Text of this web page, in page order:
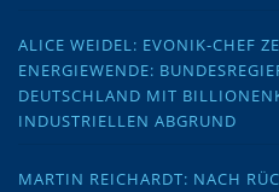
ALICE WEIDEL: EVONIK-CHEF
ENERGIEWENDE:
DEUTSCHLAND MIT
INDUSTRIELLEN ABGRUND
MARTIN REICHARDT: NACH